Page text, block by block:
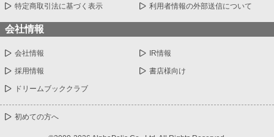
特定商取引法に基づく表示 利用者情報の外部送信について
会社情報
会社情報 IR情報
採用情報 書店様向け
ドリームブッククラブ
初めての方へ